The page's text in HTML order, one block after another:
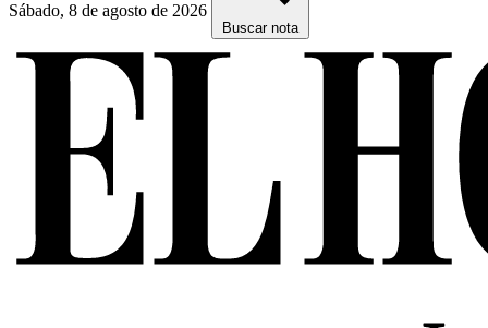
Sábado, 8 de agosto de 2026
Buscar nota